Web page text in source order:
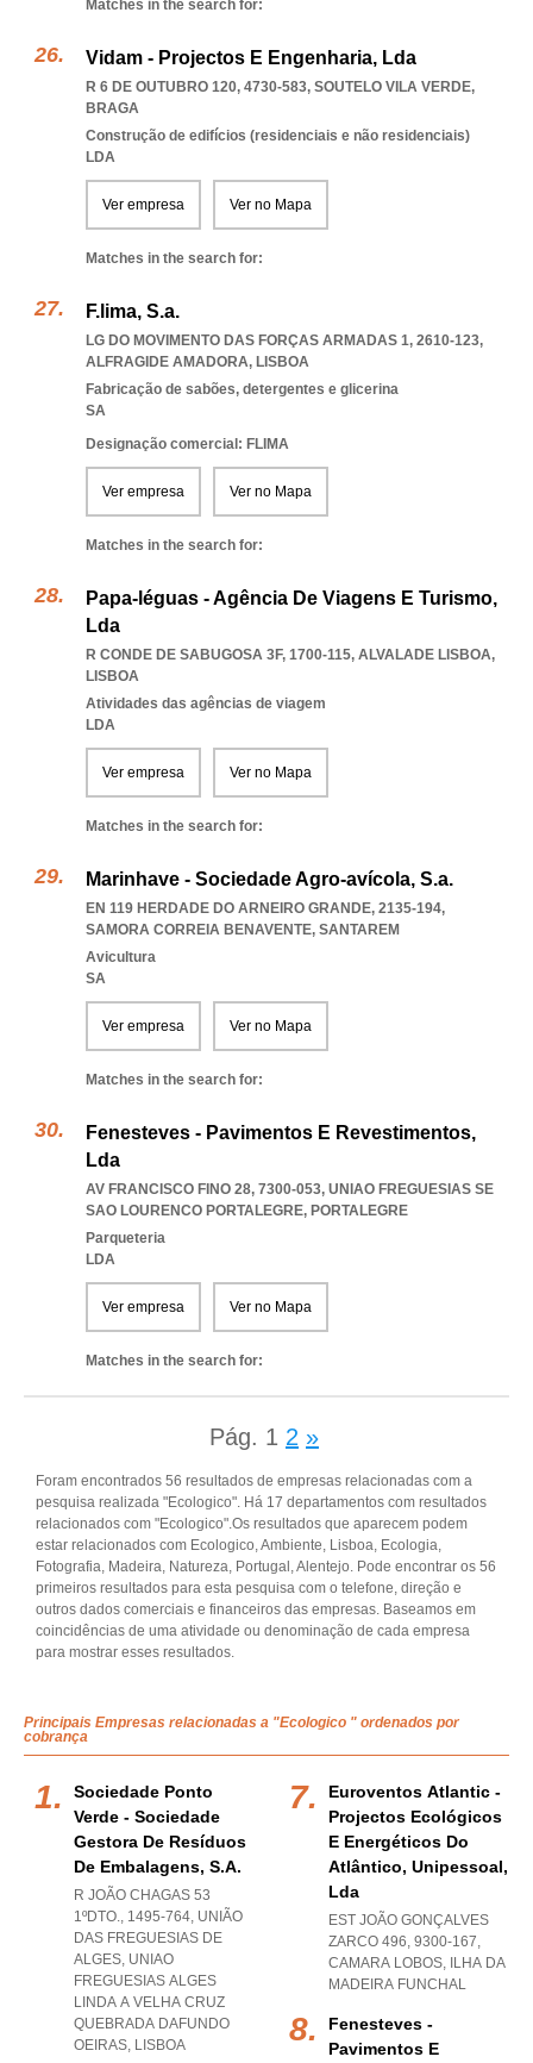
Matches in the search for:
Vidam - Projectos E Engenharia, Lda
R 6 DE OUTUBRO 120, 4730-583, SOUTELO VILA VERDE,
BRAGA
Construção de edifícios (residenciais e não residenciais)
LDA
Ver empresa Ver no Mapa
Matches in the search for:
F.lima, S.a.
LG DO MOVIMENTO DAS FORÇAS ARMADAS 1, 2610-123,
ALFRAGIDE AMADORA, LISBOA
Fabricação de sabões, detergentes e glicerina
SA
Designação comercial: FLIMA
Ver empresa Ver no Mapa
Matches in the search for:
Papa-léguas - Agência De Viagens E Turismo,
Lda
R CONDE DE SABUGOSA 3F, 1700-115, ALVALADE LISBOA,
LISBOA
Atividades das agências de viagem
LDA
Ver empresa Ver no Mapa
Matches in the search for:
Marinhave - Sociedade Agro-avícola, S.a.
EN 119 HERDADE DO ARNEIRO GRANDE, 2135-194,
SAMORA CORREIA BENAVENTE, SANTAREM
Avicultura
SA
Ver empresa Ver no Mapa
Matches in the search for:
Fenesteves - Pavimentos E Revestimentos,
Lda
AV FRANCISCO FINO 28, 7300-053, UNIAO FREGUESIAS SE
SAO LOURENCO PORTALEGRE, PORTALEGRE
Parqueteria
LDA
Ver empresa Ver no Mapa
Matches in the search for:
Pág. 1 2 »
Foram encontrados 56 resultados de empresas relacionadas com a
pesquisa realizada "Ecologico". Há 17 departamentos com resultados
relacionados com "Ecologico".Os resultados que aparecem podem
estar relacionados com Ecologico, Ambiente, Lisboa, Ecologia,
Fotografia, Madeira, Natureza, Portugal, Alentejo. Pode encontrar os 56
primeiros resultados para esta pesquisa com o telefone, direção e
outros dados comerciais e financeiros das empresas. Baseamos em
coincidências de uma atividade ou denominação de cada empresa
para mostrar esses resultados.
Principais Empresas relacionadas a "Ecologico " ordenados por
cobrança
Sociedade Ponto
Verde - Sociedade
Gestora De Resíduos
De Embalagens, S.a.
R JOÃO CHAGAS 53
1ºDTO., 1495-764, UNIÃO
DAS FREGUESIAS DE
ALGES, UNIAO
FREGUESIAS ALGES
LINDA A VELHA CRUZ
QUEBRADA DAFUNDO
OEIRAS, LISBOA
Euroventos Atlantic -
Projectos Ecológicos
E Energéticos Do
Atlântico, Unipessoal,
Lda
EST JOÃO GONÇALVES
ZARCO 496, 9300-167,
CAMARA LOBOS, ILHA DA
MADEIRA FUNCHAL
Fenesteves -
Pavimentos E